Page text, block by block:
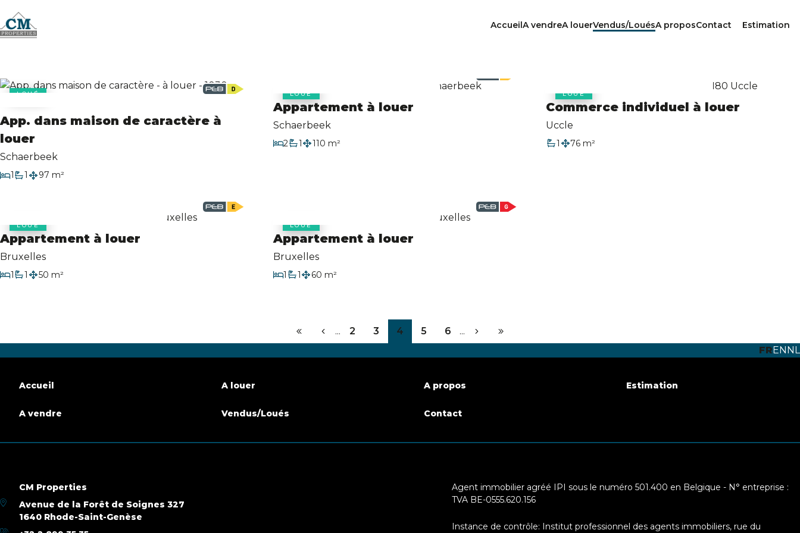
AccueilA vendreA louerVendus/LouésA proposContact Estimation
LOUÉ
App. dans maison de caractère à
louer
Schaerbeek
1
Chambre
1
Salle de bain
97 m²
Surface habitable
LOUÉ
Appartement à louer
Schaerbeek
2
Chambres
1
Salle de bain
110 m²
Surface habitable
LOUÉ
Commerce individuel à louer
Uccle
1
Salle de bain
76 m²
Surface habitable
LOUÉ
Appartement à louer
Bruxelles
1
Chambre
1
Salle de bain
50 m²
Surface habitable
LOUÉ
Appartement à louer
Bruxelles
1
Chambre
1
Salle de bain
60 m²
Surface habitable
... 2 3 4 5 6
...
FRENNL
Accueil
A vendre
A louer
Vendus/Loués
A propos
Contact
Estimation
CM Properties
Avenue de la Forêt de Soignes 327
1640 Rhode-Saint-Genèse
Agent immobilier agréé IPI sous le numéro 501.400 en Belgique - N° entreprise :
TVA BE-0555.620.156
Instance de contrôle: Institut professionnel des agents immobiliers, rue du